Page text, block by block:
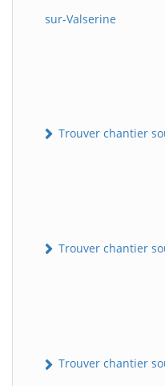
sur-Valserine
Trouver chantier
Trouver chantier
Trouver chantier